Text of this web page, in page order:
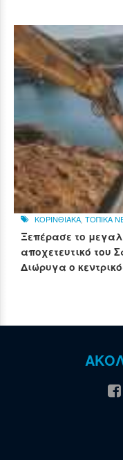
ΚΟΡΙΝΘΙΑΚΑ ΤΟΠΙΚΑ
Ξεπέρασε το
αποχετευτικό του
Διώρυγα ο